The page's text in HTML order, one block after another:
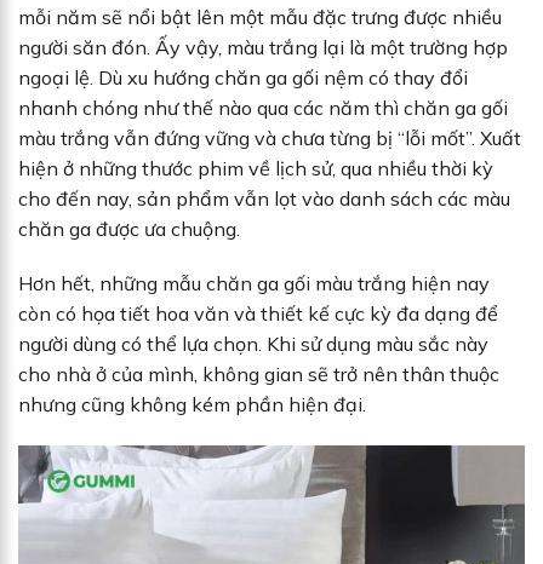
mỗi năm sẽ nổi bật lên một mẫu đặc trưng được nhiều
người săn đón. Ấy vậy, màu trắng lại là một trường hợp
ngoại lệ. Dù xu hướng chăn ga gối nệm có thay đổi
nhanh chóng như thế nào qua các năm thì chăn ga gối
màu trắng vẫn đứng vững và chưa từng bị “lỗi mốt”. Xuất
hiện ở những thước phim về lịch sử, qua nhiều thời kỳ
cho đến nay, sản phẩm vẫn lọt vào danh sách các màu
chăn ga được ưa chuộng.
Hơn hết, những mẫu chăn ga gối màu trắng hiện nay
còn có họa tiết hoa văn và thiết kế cực kỳ đa dạng để
người dùng có thể lựa chọn. Khi sử dụng màu sắc này
cho nhà ở của mình, không gian sẽ trở nên thân thuộc
nhưng cũng không kém phần hiện đại.